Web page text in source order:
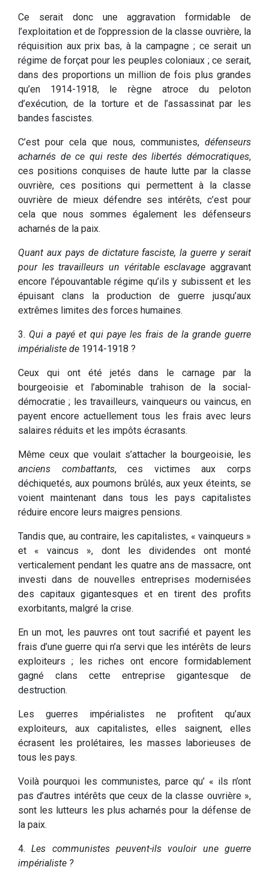
Ce serait donc une aggravation formidable de
l’exploitation et de l’oppression de la classe ouvrière, la
réquisition aux prix bas, à la campagne ; ce serait un
régime de forçat pour les peuples coloniaux ; ce serait,
dans des proportions un million de fois plus grandes
qu’en 1914-1918, le règne atroce du peloton
d’exécution, de la torture et de l’assassinat par les
bandes fascistes.
C’est pour cela que nous, communistes, défenseurs
acharnés de ce qui reste des libertés démocratiques,
ces positions conquises de haute lutte par la classe
ouvrière, ces positions qui permettent à la classe
ouvrière de mieux défendre ses intérêts, c’est pour
cela que nous sommes également les défenseurs
acharnés de la paix.
Quant aux pays de dictature fasciste, la guerre y serait
pour les travailleurs un véritable esclavage aggravant
encore l’épouvantable régime qu’ils y subissent et les
épuisant clans la production de guerre jusqu’aux
extrêmes limites des forces humaines.
3. Qui a payé et qui paye les frais de la grande guerre
impérialiste de 1914-1918 ?
Ceux qui ont été jetés dans le carnage par la
bourgeoisie et l’abominable trahison de la social-
démocratie ; les travailleurs, vainqueurs ou vaincus, en
payent encore actuellement tous les frais avec leurs
salaires réduits et les impôts écrasants.
Même ceux que voulait s’attacher la bourgeoisie, les
anciens combattants, ces victimes aux corps
déchiquetés, aux poumons brûlés, aux yeux éteints, se
voient maintenant dans tous les pays capitalistes
réduire encore leurs maigres pensions.
Tandis que, au contraire, les capitalistes, « vainqueurs »
et « vaincus », dont les dividendes ont monté
verticalement pendant les quatre ans de massacre, ont
investi dans de nouvelles entreprises modernisées
des capitaux gigantesques et en tirent des profits
exorbitants, malgré la crise.
En un mot, les pauvres ont tout sacrifié et payent les
frais d’une guerre qui n’a servi que les intérêts de leurs
exploiteurs ; les riches ont encore formidablement
gagné clans cette entreprise gigantesque de
destruction.
Les guerres impérialistes ne profitent qu’aux
exploiteurs, aux capitalistes, elles saignent, elles
écrasent les prolétaires, les masses laborieuses de
tous les pays.
Voilà pourquoi les communistes, parce qu’ « ils n’ont
pas d’autres intérêts que ceux de la classe ouvrière »,
sont les lutteurs les plus acharnés pour la défense de
la paix.
4.Les communistes peuvent-ils vouloir une guerre
impérialiste ?